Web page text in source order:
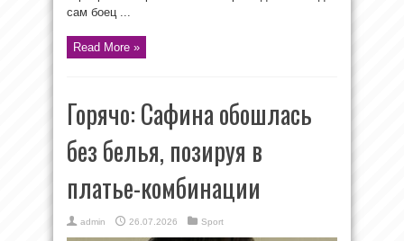
сам боец ...
Read More »
Горячо: Сафина обошлась
без белья, позируя в
платье-комбинации
admin 26.07.2026 Sport